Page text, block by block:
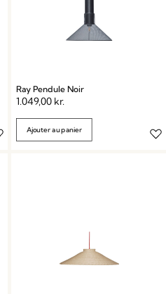
Ray Pendule Noir
1.049,00 kr.
Ajouter au panier